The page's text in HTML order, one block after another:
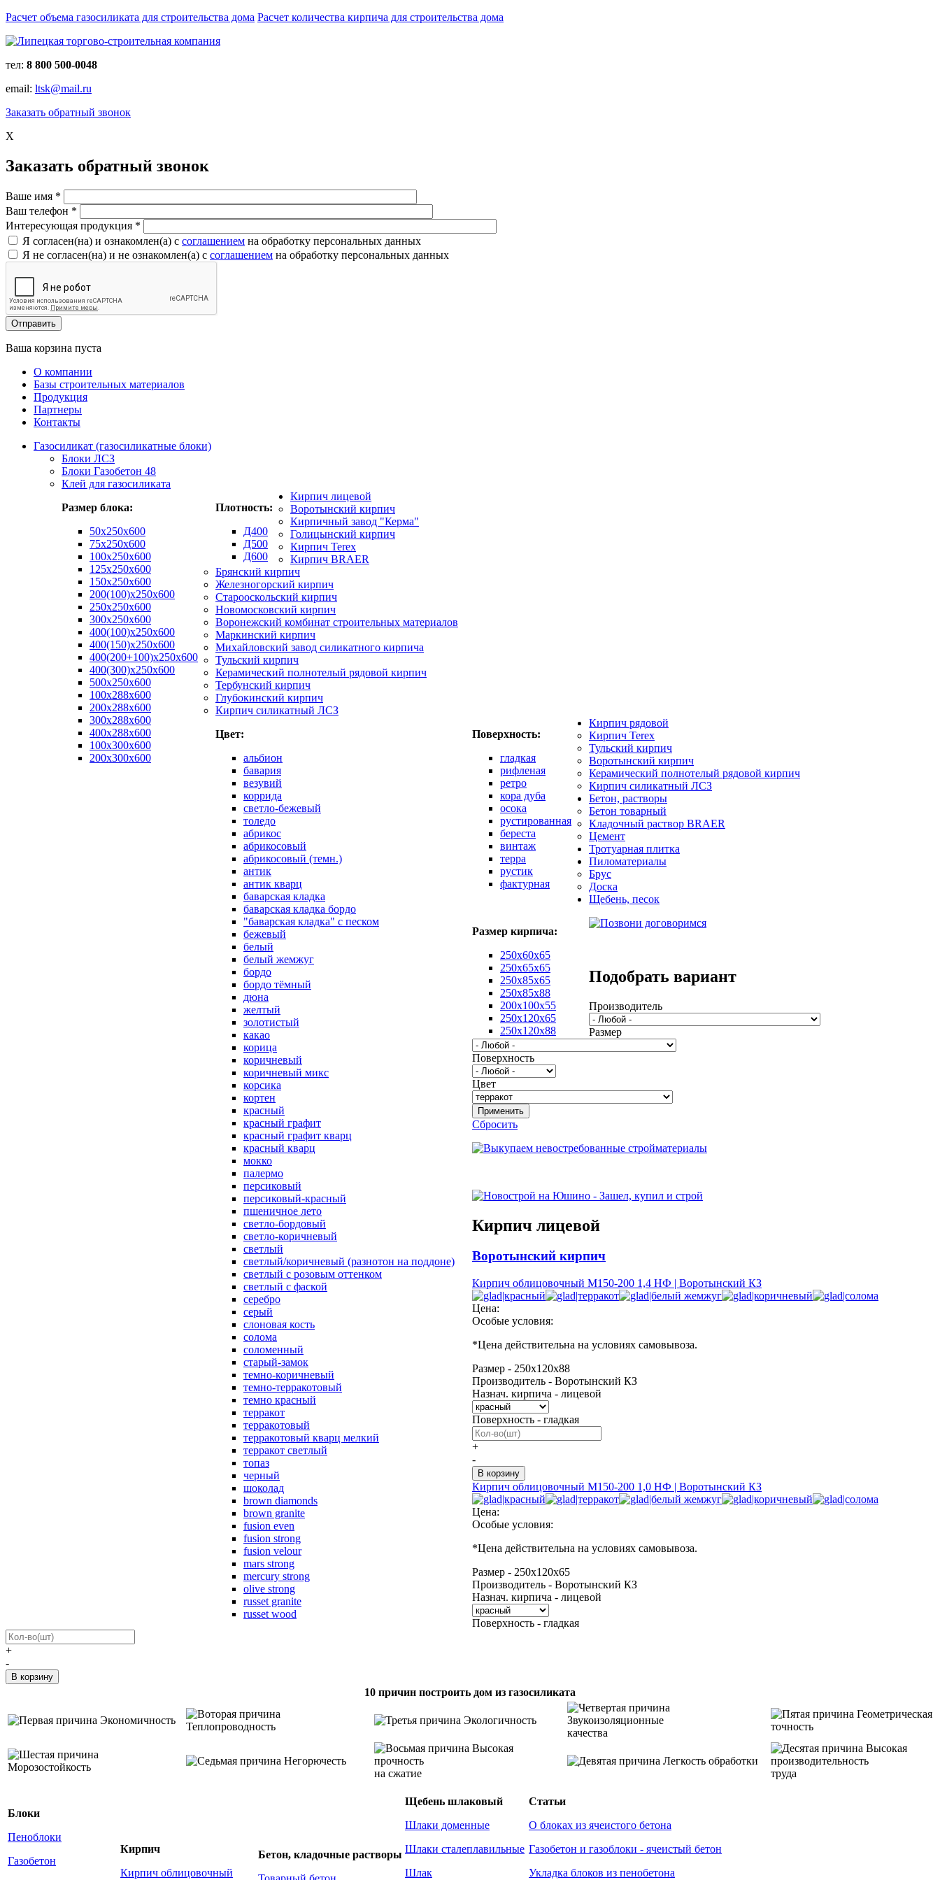
Расчет объема газосиликата для строительства дома Расчет количества кирпича для строительства дома
тел: 8 800 500-0048
email: ltsk@mail.ru
Заказать обратный звонок
X
Заказать обратный звонок
Ваше имя *
Ваш телефон *
Интересующая продукция *
Я согласен(на) и ознакомлен(a) с соглашением на обработку персональных данных
Я не согласен(на) и не ознакомлен(a) с соглашением на обработку персональных данных
Ваша корзина пуста
О компании
Базы строительных материалов
Продукция
Партнеры
Контакты
Газосиликат (газосиликатные блоки)
Блоки ЛСЗ
Блоки Газобетон 48
Клей для газосиликата
Размер блока:
50х250х600
75x250x600
100x250x600
125x250x600
150x250x600
200(100)x250x600
250x250x600
300x250x600
400(100)x250x600
400(150)x250x600
400(200+100)x250x600
400(300)x250x600
500x250x600
100x288x600
200x288x600
300x288x600
400x288x600
100х300х600
200х300х600
Плотность:
Д400
Д500
Д600
Кирпич лицевой
Воротынский кирпич
Кирпичный завод "Керма"
Голицынский кирпич
Кирпич Terex
Кирпич BRAER
Брянский кирпич
Железногорский кирпич
Старооскольский кирпич
Новомосковский кирпич
Воронежский комбинат строительных материалов
Маркинский кирпич
Михайловский завод силикатного кирпича
Тульский кирпич
Керамический полнотелый рядовой кирпич
Тербунский кирпич
Глубокинский кирпич
Кирпич силикатный ЛСЗ
Цвет:
альбион
бавария
везувий
коррида
светло-бежевый
толедо
абрикос
абрикосовый
абрикосовый (темн.)
антик
антик кварц
баварская кладка
баварская кладка бордо
"баварская кладка" с песком
бежевый
белый
белый жемжуг
бордо
бордо тёмный
дюна
желтый
золотистый
какао
корица
коричневый
коричневый микс
корсика
кортен
красный
красный графит
красный графит кварц
красный кварц
мокко
палермо
персиковый
персиковый-красный
пшеничное лето
светло-бордовый
светло-коричневый
светлый
светлый/коричневый (разнотон на поддоне)
светлый с розовым оттенком
светлый с фаской
серебро
серый
слоновая кость
солома
соломенный
старый-замок
темно-коричневый
темно-терракотовый
темно красный
терракот
терракотовый
терракотовый кварц мелкий
терракот светлый
топаз
черный
шоколад
brown diamonds
brown granite
fusion even
fusion strong
fusion velour
mars strong
mercury strong
olive strong
russet granite
russet wood
Поверхность:
гладкая
рифленая
ретро
кора дуба
осока
рустированная
береста
винтаж
терра
рустик
фактурная
Размер кирпича:
250х60х65
250х65х65
250х85х65
250х85х88
200х100х55
250х120х65
250х120х88
Кирпич рядовой
Кирпич Terex
Тульский кирпич
Воротынский кирпич
Керамический полнотелый рядовой кирпич
Кирпич силикатный ЛСЗ
Бетон, растворы
Бетон товарный
Кладочный раствор BRAER
Цемент
Тротуарная плитка
Пиломатериалы
Брус
Доска
Щебень, песок
Подобрать вариант
Производитель
Размер
Поверхность
Цвет
Сбросить
Кирпич лицевой
Воротынский кирпич
Кирпич облицовочный М150-200 1,4 НФ | Воротынский КЗ
Цена:
Особые условия:
*Цена действительна на условиях самовывоза.
Размер - 250х120х88
Производитель - Воротынский КЗ
Назнач. кирпича - лицевой
Поверхность - гладкая
+
-
Кирпич облицовочный М150-200 1,0 НФ | Воротынский КЗ
Цена:
Особые условия:
*Цена действительна на условиях самовывоза.
Размер - 250х120х65
Производитель - Воротынский КЗ
Назнач. кирпича - лицевой
Поверхность - гладкая
+
-
10 причин построить дом из газосиликата
Экономичность
Теплопроводность
Экологичность
Звукоизоляционные
качества
Геометрическая
точность
Морозостойкость
Негорючесть
Высокая
прочность
на сжатие
Легкость обработки
Высокая
производительность
труда
Блоки
Пеноблоки
Газобетон
Кирпич
Кирпич облицовочный
Бетон, кладочные растворы
Щебень шлаковый
Шлаки доменные
Шлаки сталеплавильные
Шлак
Статьи
О блоках из ячеистого бетона
Газобетон и газоблоки - ячеистый бетон
Укладка блоков из пенобетона